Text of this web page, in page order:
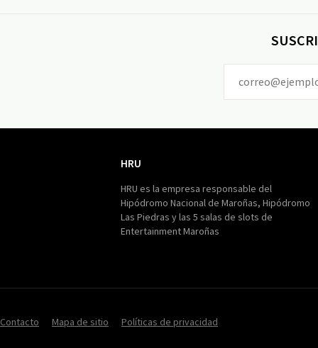
HRU
HRU es la empresa responsable del
Hipódromo Nacional de Maroñas, Hipódromo
Las Piedras y las 5 salas de slots de
Entertainment Maroñas
Contacto Mapa de sitio Políticas de privacidad